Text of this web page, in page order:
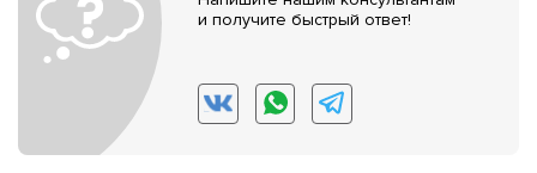
и получите быстрый ответ!